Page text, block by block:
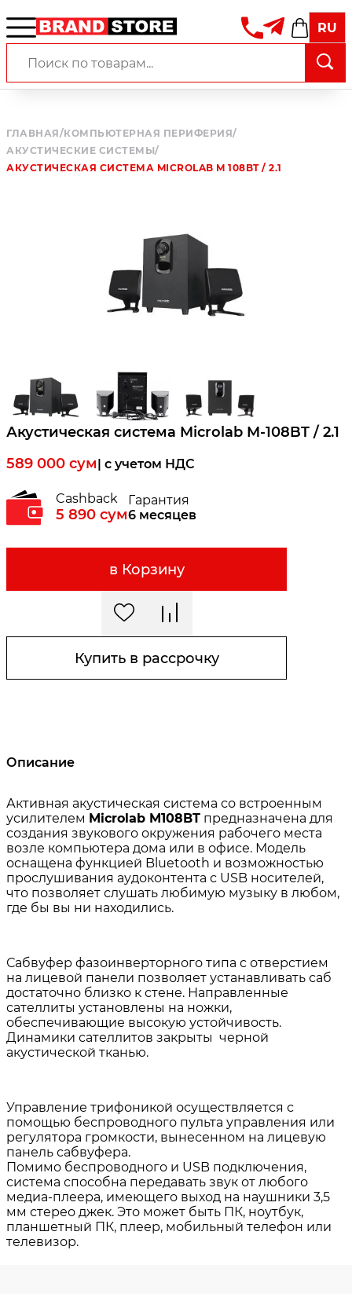
RU
ГЛАВНАЯ/КОМПЬЮТЕРНАЯ ПЕРИФЕРИЯ/
АКУСТИЧЕСКИЕ СИСТЕМЫ/
АКУСТИЧЕСКАЯ СИСТЕМА MICROLAB M 108BT / 2.1
Акустическая система Microlab M-108BT / 2.1
589 000 сум| c учетом НДС
Cashback
5 890 сум
Гарантия
6 месяцев
в Корзину
Купить в рассрочку
Описание